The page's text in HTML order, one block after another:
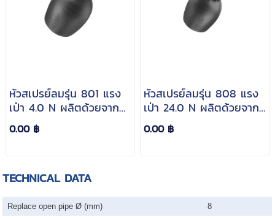
หัวสเปรย์ลมรุ่น 801 แรง
เป่า 4.0 N ผลิตด้วยจาก
ชนิดพิเศษ EPDM ป้องกัน
การเกิดรอยขีดข่วน
0.00 ฿
หัวสเปรย์ลมรุ่น 808 แรง
เป่า 24.0 N ผลิตด้วยจาก
ชนิดพิเศษ EPDM ป้องกัน
การเกิดรอยขีดข่วน
0.00 ฿
TECHNICAL DATA
Replace open pipe Ø (mm) 8